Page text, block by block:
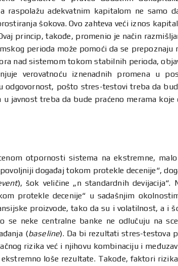
raspolažu adekvatnim kapitalom ne samo
šokova. Ovo zahteva veći iznos
princip, takođe, promenio je način
perioda može pomoći da se prepoznaju
nad sistemom tokom stabilnih perioda,
verovatnoću iznenadnih promena u
pošto stres-testovi treba da
javnost treba da bude praćeno merama
otpornosti sistema na ekstremne,
događaj tokom protekle decenije“,
), šok veličine „n standardnih
protekle decenije“ u sadašnjim
proizvode, tako da su i volatilnost, a i
neke centralne banke ne odlučuju na
(baseline). Da bi rezultati stres-testova
rizika već i njihovu kombinaciju i
loše rezultate. Takođe, faktori